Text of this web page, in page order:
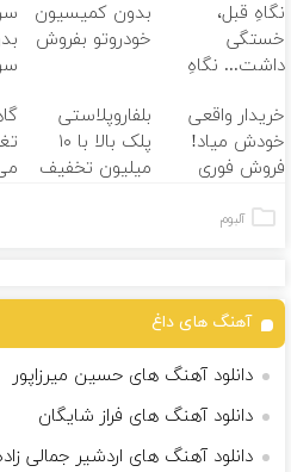
نگاهِ قبل،
خستگی
داشت... نگاهِ
بلفا با 25%
تخفیف
بدون کمیسیون
خودروتو بفروش
خریدار واقعی
خودش میاد!
فروش فوری
مکانیک
بلفاروپلاستی
پلک بالا با ۱۰
میلیون تخفیف
آلبوم
آهنگ های داغ
دانلود آهنگ های حسین میرزاپور
دانلود آهنگ های فراز شایگان
دانلود آهنگ های اردشیر جمالی